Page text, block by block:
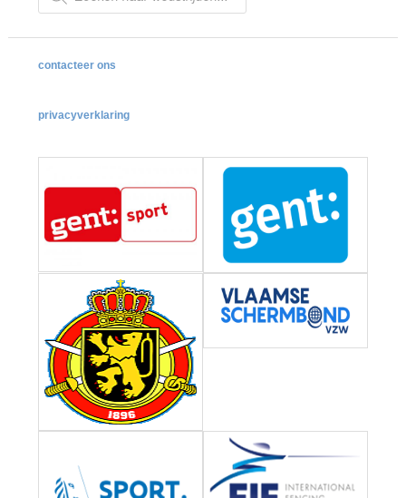
contacteer ons
privacyverklaring